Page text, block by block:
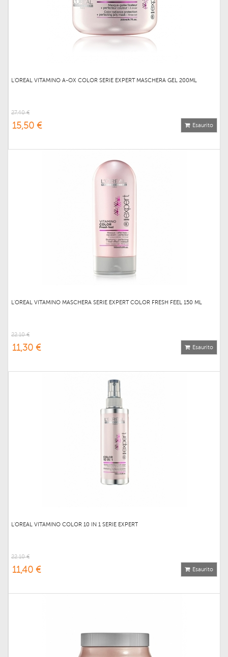
L'OREAL VITAMINO A-OX COLOR SERIE EXPERT MASCHERA GEL 200ML
27,40 €
15,50 € Esaurito
L'OREAL VITAMINO MASCHERA SERIE EXPERT COLOR FRESH FEEL 150 ML
22,10 €
11,30 € Esaurito
L'OREAL VITAMINO COLOR 10 IN 1 SERIE EXPERT
22,10 €
11,40 € Esaurito